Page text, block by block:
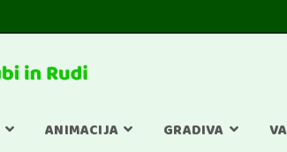
ANIMACIJA GRADIVA